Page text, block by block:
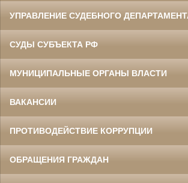
УПРАВЛЕНИЕ СУДЕБНОГО
СУДЫ СУБЪЕКТА РФ
МУНИЦИПАЛЬНЫЕ ОРГАНЫ ВЛАСТИ
ВАКАНСИИ
ПРОТИВОДЕЙСТВИЕ КОРРУПЦИИ
ОБРАЩЕНИЯ ГРАЖДАН